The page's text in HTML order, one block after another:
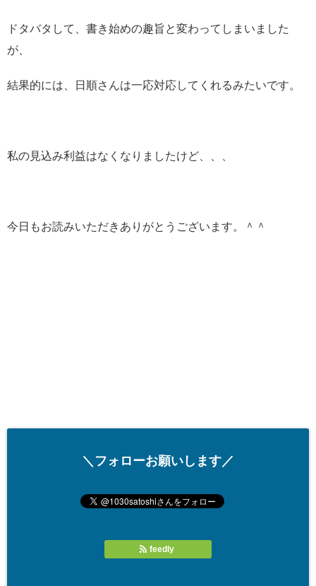
ドタバタして、書き始めの趣旨と変わってしまいました
が、
結果的には、日順さんは一応対応してくれるみたいです。
私の見込み利益はなくなりましたけど、、、
今日もお読みいただきありがとうございます。＾＾
＼フォローお願いします／
feedly